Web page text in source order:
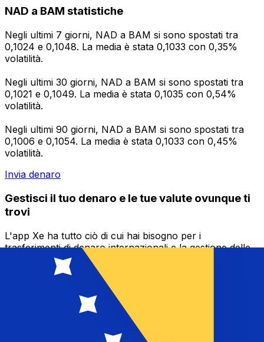
NAD a BAM statistiche
Negli ultimi 7 giorni, NAD a BAM si sono spostati tra
0,1024 e 0,1048. La media è stata 0,1033 con 0,35%
volatilità.
Negli ultimi 30 giorni, NAD a BAM si sono spostati tra
0,1021 e 0,1049. La media è stata 0,1035 con 0,54%
volatilità.
Negli ultimi 90 giorni, NAD a BAM si sono spostati tra
0,1006 e 0,1054. La media è stata 0,1033 con 0,45%
volatilità.
Invia denaro
Gestisci il tuo denaro e le tue valute ovunque ti
trovi
L'app Xe ha tutto ciò di cui hai bisogno per i
trasferimenti di denaro internazionali e la gestione delle
valute. Converti le valute, imposta avvisi sui tassi di
cambio e trasferisci denaro all'estero senza commissioni
nascoste. Scaricala oggi stesso!